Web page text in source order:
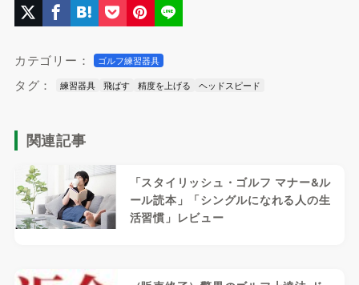
カテゴリー： ゴルフ練習器具
タグ： 練習器具 飛ばす 精度を上げる ヘッドスピード
関連記事
「スタイリッシュ・ゴルフ マナー&ル
ール読本」「シングルになれる人の生
活習慣」レビュー